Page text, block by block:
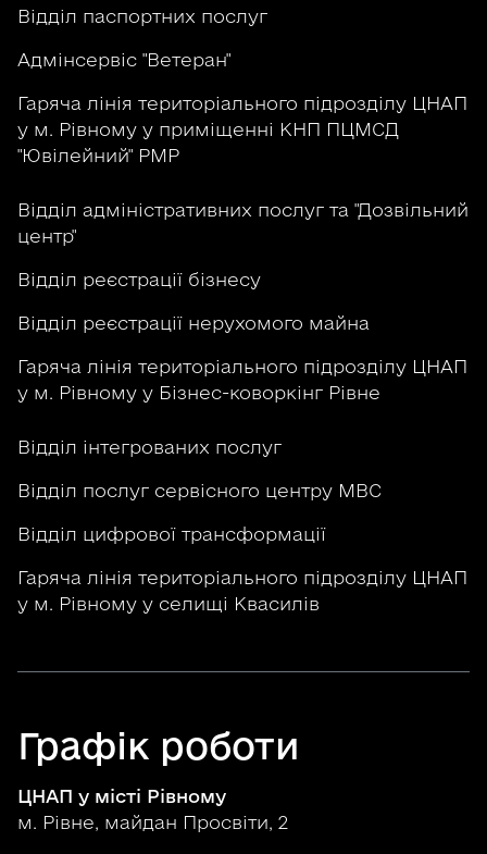
Відділ паспортних послуг
Адмінсервіс "Ветеран"
Гаряча лінія територіального підрозділу ЦНАП
у м. Рівному у приміщенні КНП ПЦМСД
"Ювілейний" РМР
Відділ адміністративних послуг та "Дозвільний
центр"
Відділ реєстрації бізнесу
Відділ реєстрації нерухомого майна
Гаряча лінія територіального підрозділу ЦНАП
у м. Рівному у Бізнес-коворкінг Рівне
Відділ інтегрованих послуг
Відділ послуг сервісного центру МВС
Відділ цифрової трансформації
Гаряча лінія територіального підрозділу ЦНАП
у м. Рівному у селищі Квасилів
Графік роботи
ЦНАП у місті Рівному
м. Рівне, майдан Просвіти, 2